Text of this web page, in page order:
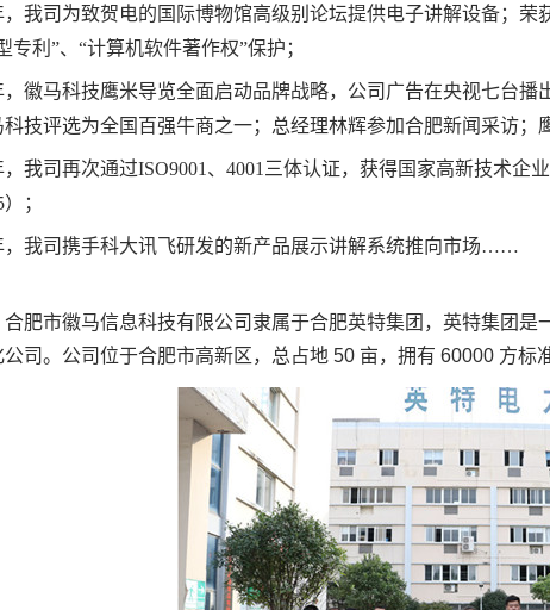
司为致贺电的国际博物馆高级别论坛提供电子讲解设备；荣
专利”、“计算机软件著作权”保护；
马科技鹰米导览全面启动品牌战略，公司广告在央视七台播
技评选为全国百强牛商之一；总经理林辉参加合肥新闻采访；
司再次通过ISO9001、4001三体认证，获得国家高新技术企
；
司携手科大讯飞研发的新产品展示讲解系统推向市场……
合肥市徽马信息科技有限公司隶属于合肥英特集团，英特集团是
公司。公司位于合肥市高新区，总占地 50 亩，拥有 60000 方标